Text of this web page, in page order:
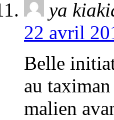
ya
22 avril
Belle
au
malien